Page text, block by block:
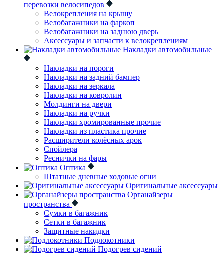
перевозки велосипедов
Велокрепления на крышу
Велобагажники на фаркоп
Велобагажники на заднюю дверь
Аксессуары и запчасти к велокреплениям
Накладки автомобильные
Накладки на пороги
Накладки на задний бампер
Накладки на зеркала
Накладки на ковролин
Молдинги на двери
Накладки на ручки
Накладки хромированные прочие
Накладки из пластика прочие
Расширители колёсных арок
Спойлера
Реснички на фары
Оптика
Штатные дневные ходовые огни
Оригинальные аксессуары
Органайзеры
пространства
Сумки в багажник
Сетки в багажник
Защитные накидки
Подлокотники
Подогрев сидений